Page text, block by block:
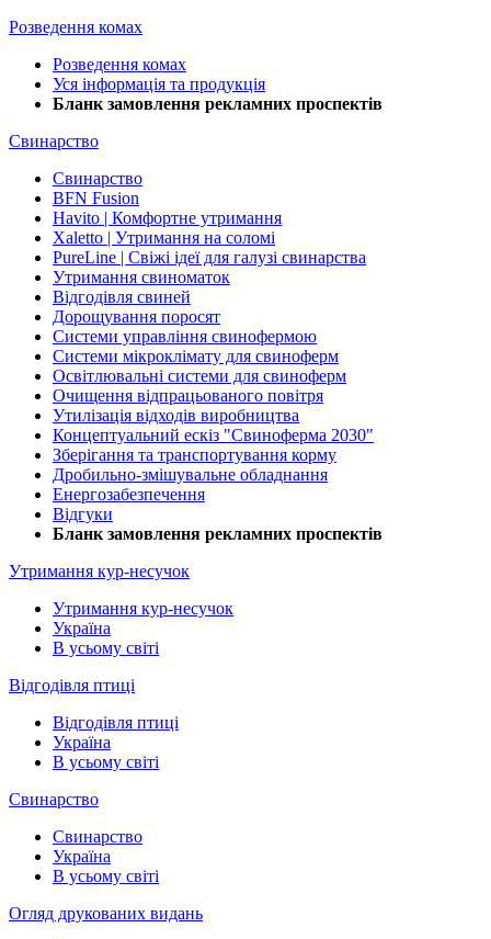
Розведення комах
Розведення комах
Уся інформація та продукція
Бланк замовлення рекламних проспектів
Свинарство
Свинарство
BFN Fusion
Havito | Комфортне утримання
Xaletto | Утримання на соломі
PureLine | Свіжі ідеї для галузі свинарства
Утримання свиноматок
Відгодівля свиней
Дорощування поросят
Системи управління свинофермою
Системи мікроклімату для свиноферм
Освітлювальні системи для свиноферм
Очищення відпрацьованого повітря
Утилізація відходів виробництва
Концептуальний ескіз "Свиноферма 2030"
Зберігання та транспортування корму
Дробильно-змішувальне обладнання
Енергозабезпечення
Відгуки
Бланк замовлення рекламних проспектів
Утримання кур-несучок
Утримання кур-несучок
Україна
В усьому світі
Відгодівля птиці
Відгодівля птиці
Україна
В усьому світі
Свинарство
Свинарство
Україна
В усьому світі
Огляд друкованих видань